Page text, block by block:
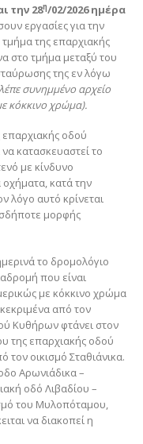
την 28η/02/2026 ημέρα
εργασίες για την
της επαρχιακής
στο τμήμα μεταξύ του
της εν λόγω
συνημμένο αρχείο
κόκκινο χρώμα).
οδού
κατασκευαστεί το
με κίνδυνο
κατά την
λόγο αυτό κρίνεται
μορφής
το δρομολόγιο
που είναι
με κόκκινο χρώμα
από τον
Κυθήρων φτάνει στον
της επαρχιακής οδού
τον οικισμό Σταθιάνικα.
Αρωνιάδικα –
οδό Λιβαδίου –
του Μυλοπόταμου,
να διακοπεί η